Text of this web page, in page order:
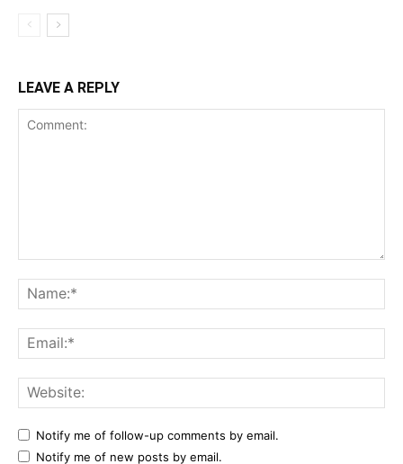
LEAVE A REPLY
Notify me of follow-up comments by email.
Notify me of new posts by email.